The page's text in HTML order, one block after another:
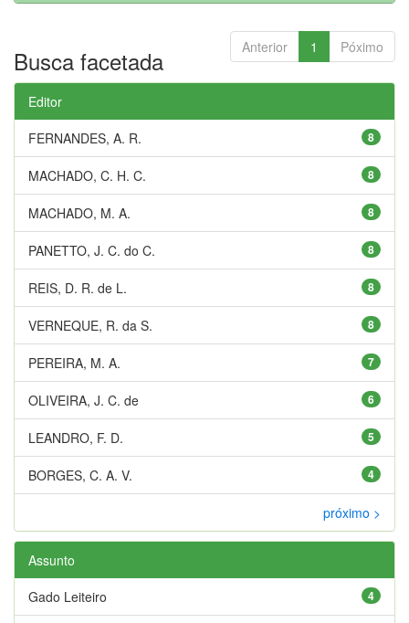
Anterior 1 Póximo
Busca facetada
Editor
8
FERNANDES, A. R.
8
MACHADO, C. H. C.
8
MACHADO, M. A.
8
PANETTO, J. C. do C.
8
REIS, D. R. de L.
8
VERNEQUE, R. da S.
7
PEREIRA, M. A.
6
OLIVEIRA, J. C. de
5
LEANDRO, F. D.
4
BORGES, C. A. V.
próximo >
Assunto
4
Gado Leiteiro